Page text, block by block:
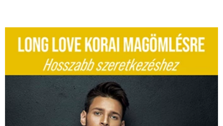
price
was:
44990 Ft.
price
is:
40000 Ft.